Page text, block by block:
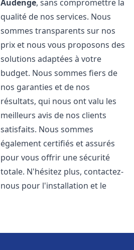
Audenge, sans compromettre la
qualité de nos services. Nous
sommes transparents sur nos
prix et nous vous proposons des
solutions adaptées à votre
budget. Nous sommes fiers de
nos garanties et de nos
résultats, qui nous ont valu les
meilleurs avis de nos clients
satisfaits. Nous sommes
également certifiés et assurés
pour vous offrir une sécurité
totale. N'hésitez plus, contactez-
nous pour l'installation et le